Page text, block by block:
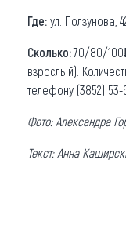
Где: ул. Ползунова,
Сколько:70/80/
взрослый).
телефону (3852) 53-
Фото: Александра
Текст: Анна